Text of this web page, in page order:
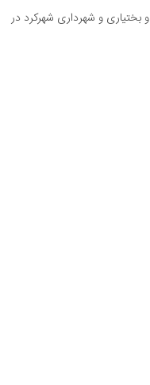
بختیاری و شهرداری شهرکرد در